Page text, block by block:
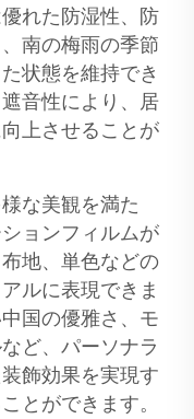
れた防湿性、防
南の梅雨の季節
状態を維持でき
音性により、居
上させることが
な美観を満た
ョンフィルムが
地、単色などの
ルに表現できま
国の優雅さ、モ
ど、パーソナラ
飾効果を実現す
とができます。